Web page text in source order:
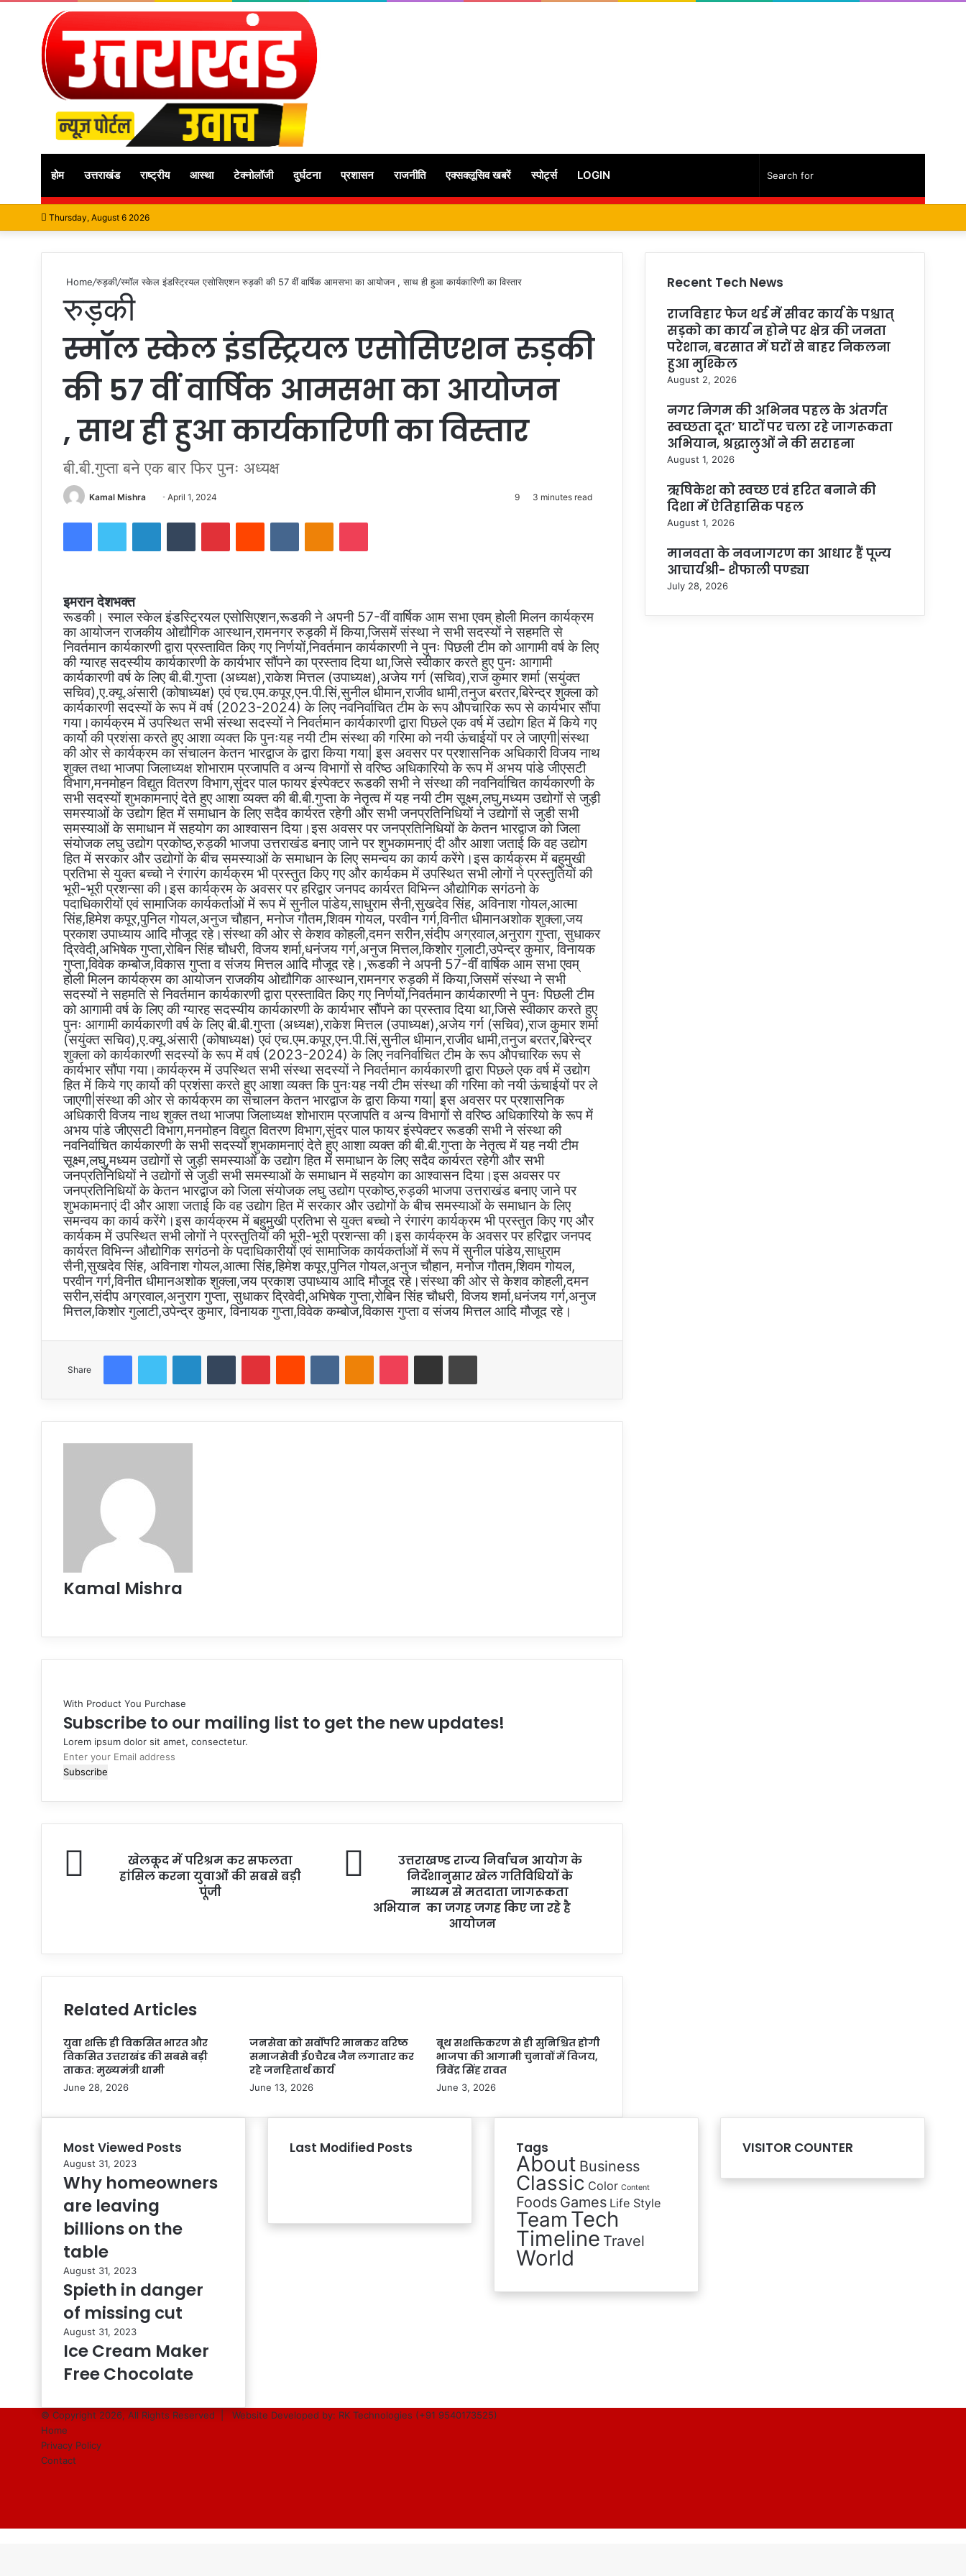
होम उत्तराखंड राष्ट्रीय आस्था टेक्नोलॉजी दुर्घटना प्रशासन राजनीति एक्सक्लूसिव खबरें स्पोर्ट्स LOGIN Sidebar
Thursday, August 6 2026
Home/रुड़की/स्मॉल स्केल इंडस्ट्रियल एसोसिएशन रुड़की की 57 वीं वार्षिक आमसभा का आयोजन , साथ ही हुआ कार्यकारिणी का विस्तार
रुड़की
स्मॉल स्केल इंडस्ट्रियल एसोसिएशन रुड़की
की 57 वीं वार्षिक आमसभा का आयोजन
, साथ ही हुआ कार्यकारिणी का विस्तार
बी.बी.गुप्ता बने एक बार फिर पुनः अध्यक्ष
Kamal Mishra
SendApril 1, 2024 9 3 minutes read
FacebookTwitter LinkedInTumblr PinterestReddit VKontakteOdnoklassniki
Pocket
इमरान देशभक्त
रूडकी। स्माल स्केल इंडस्ट्रियल एसोसिएशन,रूडकी ने अपनी 57-वीं वार्षिक आम सभा एवम् होली मिलन कार्यक्रम
का आयोजन राजकीय ओद्यौगिक आस्थान,रामनगर रुड़की में किया,जिसमें संस्था ने सभी सदस्यों ने सहमति से
निवर्तमान कार्यकारणी द्वारा प्रस्तावित किए गए निर्णयों,निवर्तमान कार्यकारणी ने पुनः पिछली टीम को आगामी वर्ष के लिए
की ग्यारह सदस्यीय कार्यकारणी के कार्यभार सौंपने का प्रस्ताव दिया था,जिसे स्वीकार करते हुए पुनः आगामी
कार्यकारणी वर्ष के लिए बी.बी.गुप्ता (अध्यक्ष),राकेश मित्तल (उपाध्यक्ष),अजेय गर्ग (सचिव),राज कुमार शर्मा (सयुंक्त
सचिव),ए.क्यू.अंसारी (कोषाध्यक्ष) एवं एच.एम.कपूर,एन.पी.सिं,सुनील धीमान,राजीव धामी,तनुज बरतर,बिरेन्द्र शुक्ला को
कार्यकारणी सदस्यों के रूप में वर्ष (2023-2024) के लिए नवनिर्वाचित टीम के रूप औपचारिक रूप से कार्यभार सौंपा
गया।कार्यक्रम में उपस्थित सभी संस्था सदस्यों ने निवर्तमान कार्यकारणी द्वारा पिछले एक वर्ष में उद्योग हित में किये गए
कार्यो की प्रशंसा करते हुए आशा व्यक्त कि पुनःयह नयी टीम संस्था की गरिमा को नयी ऊंचाईयों पर ले जाएगी|संस्था
की ओर से कार्यक्रम का संचालन केतन भारद्वाज के द्वारा किया गया| इस अवसर पर प्रशासनिक अधिकारी विजय नाथ
शुक्ल तथा भाजपा जिलाध्यक्ष शोभाराम प्रजापति व अन्य विभागों से वरिष्ठ अधिकारियो के रूप में अभय पांडे जीएसटी
विभाग,मनमोहन विद्युत वितरण विभाग,सुंदर पाल फायर इंस्पेक्टर रूडकी सभी ने संस्था की नवनिर्वाचित कार्यकारणी के
सभी सदस्यों शुभकामनाएं देते हुए आशा व्यक्त की बी.बी.गुप्ता के नेतृत्व में यह नयी टीम सूक्ष्म,लघु,मध्यम उद्योगों से जुड़ी
समस्याओं के उद्योग हित में समाधान के लिए सदैव कार्यरत रहेगी और सभी जनप्रतिनिधियों ने उद्योगों से जुडी सभी
समस्याओं के समाधान में सहयोग का आश्वासन दिया।इस अवसर पर जनप्रतिनिधियों के केतन भारद्वाज को जिला
संयोजक लघु उद्योग प्रकोष्ठ,रुड़की भाजपा उत्तराखंड बनाए जाने पर शुभकामनाएं दी और आशा जताई कि वह उद्योग
हित में सरकार और उद्योगों के बीच समस्याओं के समाधान के लिए समन्वय का कार्य करेंगे।इस कार्यक्रम में बहुमुखी
प्रतिभा से युक्त बच्चो ने रंगारंग कार्यक्रम भी प्रस्तुत किए गए और कार्यकम में उपस्थित सभी लोगों ने प्रस्तुतियों की
भूरी-भूरी प्रशन्सा की।इस कार्यक्रम के अवसर पर हरिद्वार जनपद कार्यरत विभिन्न औद्योगिक सगंठनो के
पदाधिकारीयों एवं सामाजिक कार्यकर्ताओं में रूप में सुनील पांडेय,साधुराम सैनी,सुखदेव सिंह, अविनाश गोयल,आत्मा
सिंह,हिमेश कपूर,पुनिल गोयल,अनुज चौहान, मनोज गौतम,शिवम गोयल, परवीन गर्ग,विनीत धीमानअशोक शुक्ला,जय
प्रकाश उपाध्याय आदि मौजूद रहे।संस्था की ओर से केशव कोहली,दमन सरीन,संदीप अग्रवाल,अनुराग गुप्ता, सुधाकर
द्रिवेदी,अभिषेक गुप्ता,रोबिन सिंह चौधरी, विजय शर्मा,धनंजय गर्ग,अनुज मित्तल,किशोर गुलाटी,उपेन्द्र कुमार, विनायक
गुप्ता,विवेक कम्बोज,विकास गुप्ता व संजय मित्तल आदि मौजूद रहे।,रूडकी ने अपनी 57-वीं वार्षिक आम सभा एवम्
होली मिलन कार्यक्रम का आयोजन राजकीय ओद्यौगिक आस्थान,रामनगर रुड़की में किया,जिसमें संस्था ने सभी
सदस्यों ने सहमति से निवर्तमान कार्यकारणी द्वारा प्रस्तावित किए गए निर्णयों,निवर्तमान कार्यकारणी ने पुनः पिछली टीम
को आगामी वर्ष के लिए की ग्यारह सदस्यीय कार्यकारणी के कार्यभार सौंपने का प्रस्ताव दिया था,जिसे स्वीकार करते हुए
पुनः आगामी कार्यकारणी वर्ष के लिए बी.बी.गुप्ता (अध्यक्ष),राकेश मित्तल (उपाध्यक्ष),अजेय गर्ग (सचिव),राज कुमार शर्मा
(सयुंक्त सचिव),ए.क्यू.अंसारी (कोषाध्यक्ष) एवं एच.एम.कपूर,एन.पी.सिं,सुनील धीमान,राजीव धामी,तनुज बरतर,बिरेन्द्र
शुक्ला को कार्यकारणी सदस्यों के रूप में वर्ष (2023-2024) के लिए नवनिर्वाचित टीम के रूप औपचारिक रूप से
कार्यभार सौंपा गया।कार्यक्रम में उपस्थित सभी संस्था सदस्यों ने निवर्तमान कार्यकारणी द्वारा पिछले एक वर्ष में उद्योग
हित में किये गए कार्यो की प्रशंसा करते हुए आशा व्यक्त कि पुनःयह नयी टीम संस्था की गरिमा को नयी ऊंचाईयों पर ले
जाएगी|संस्था की ओर से कार्यक्रम का संचालन केतन भारद्वाज के द्वारा किया गया| इस अवसर पर प्रशासनिक
अधिकारी विजय नाथ शुक्ल तथा भाजपा जिलाध्यक्ष शोभाराम प्रजापति व अन्य विभागों से वरिष्ठ अधिकारियो के रूप में
अभय पांडे जीएसटी विभाग,मनमोहन विद्युत वितरण विभाग,सुंदर पाल फायर इंस्पेक्टर रूडकी सभी ने संस्था की
नवनिर्वाचित कार्यकारणी के सभी सदस्यों शुभकामनाएं देते हुए आशा व्यक्त की बी.बी.गुप्ता के नेतृत्व में यह नयी टीम
सूक्ष्म,लघु,मध्यम उद्योगों से जुड़ी समस्याओं के उद्योग हित में समाधान के लिए सदैव कार्यरत रहेगी और सभी
जनप्रतिनिधियों ने उद्योगों से जुडी सभी समस्याओं के समाधान में सहयोग का आश्वासन दिया।इस अवसर पर
जनप्रतिनिधियों के केतन भारद्वाज को जिला संयोजक लघु उद्योग प्रकोष्ठ,रुड़की भाजपा उत्तराखंड बनाए जाने पर
शुभकामनाएं दी और आशा जताई कि वह उद्योग हित में सरकार और उद्योगों के बीच समस्याओं के समाधान के लिए
समन्वय का कार्य करेंगे।इस कार्यक्रम में बहुमुखी प्रतिभा से युक्त बच्चो ने रंगारंग कार्यक्रम भी प्रस्तुत किए गए और
कार्यकम में उपस्थित सभी लोगों ने प्रस्तुतियों की भूरी-भूरी प्रशन्सा की।इस कार्यक्रम के अवसर पर हरिद्वार जनपद
कार्यरत विभिन्न औद्योगिक सगंठनो के पदाधिकारीयों एवं सामाजिक कार्यकर्ताओं में रूप में सुनील पांडेय,साधुराम
सैनी,सुखदेव सिंह, अविनाश गोयल,आत्मा सिंह,हिमेश कपूर,पुनिल गोयल,अनुज चौहान, मनोज गौतम,शिवम गोयल,
परवीन गर्ग,विनीत धीमानअशोक शुक्ला,जय प्रकाश उपाध्याय आदि मौजूद रहे।संस्था की ओर से केशव कोहली,दमन
सरीन,संदीप अग्रवाल,अनुराग गुप्ता, सुधाकर द्रिवेदी,अभिषेक गुप्ता,रोबिन सिंह चौधरी, विजय शर्मा,धनंजय गर्ग,अनुज
मित्तल,किशोर गुलाटी,उपेन्द्र कुमार, विनायक गुप्ता,विवेक कम्बोज,विकास गुप्ता व संजय मित्तल आदि मौजूद रहे।
Share
FacebookTwitter LinkedInTumblr PinterestReddit VKontakteOdnoklassniki
Pocket Share via Email Print
Kamal Mishra
With Product You Purchase
Subscribe to our mailing list to get the new updates!
Lorem ipsum dolor sit amet, consectetur.
Enter
your
address
खेलकूद में परिश्रम कर सफलता
हांसिल करना युवाओं की सबसे बड़ी
पूंजी
उत्तराखण्ड राज्य निर्वाचन आयोग के
निर्देशानुसार खेल गतिविधियों के
माध्यम से मतदाता जागरूकता
अभियान का जगह जगह किए जा रहे है
आयोजन
Related Articles
युवा शक्ति ही विकसित भारत और
विकसित उत्तराखंड की सबसे बड़ी
ताकत: मुख्यमंत्री धामी
June 28, 2026
जनसेवा को सर्वोपरि मानकर वरिष्ठ
समाजसेवी ई०चैरब जैन लगातार कर
रहे जनहितार्थ कार्य
June 13, 2026
बूथ सशक्तिकरण से ही सुनिश्चित होगी
भाजपा की आगामी चुनावों में विजय,
त्रिवेंद्र सिंह रावत
June 3, 2026
Recent Tech News
राजविहार फेज थर्ड में सीवर कार्य के पश्चात्
सड़को का कार्य न होने पर क्षेत्र की जनता
परेशान, बरसात में घरों से बाहर निकलना
हुआ मुश्किल
August 2, 2026
नगर निगम की अभिनव पहल के अंतर्गत
स्वच्छता दूत’ घाटों पर चला रहे जागरूकता
अभियान, श्रद्धालुओं ने की सराहना
August 1, 2026
ऋषिकेश को स्वच्छ एवं हरित बनाने की
दिशा में ऐतिहासिक पहल
August 1, 2026
मानवता के नवजागरण का आधार हैं पूज्य
आचार्यश्री- शैफाली पण्ड्या
July 28, 2026
Most Viewed Posts
August 31, 2023
Why homeowners
are leaving
billions on the
table
August 31, 2023
Spieth in danger
of missing cut
August 31, 2023
Ice Cream Maker
Free Chocolate
Last Modified Posts Tags
About Business
Classic Color Content
Foods Games Life Style
Team Tech
Timeline Travel
World
VISITOR COUNTER
© Copyright 2026, All Rights Reserved |
Website Developed by: RK Technologies (+91 9540173525)
Home
Privacy Policy
Contact